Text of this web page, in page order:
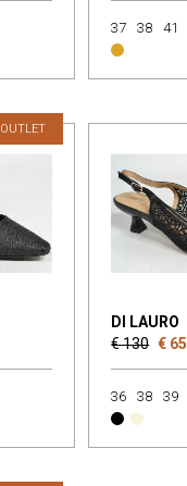
37 38 41
OUTLET
DI LAURO
€ 130 € 65
36 38 39